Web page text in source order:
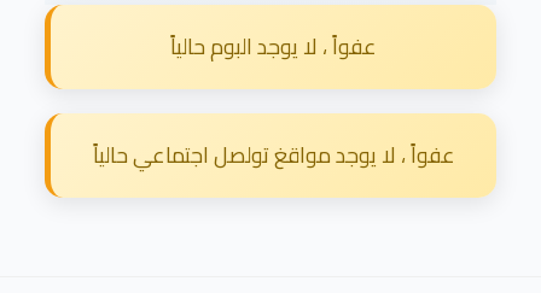
عفواً ، لا يوجد البوم حالياً
عفواً ، لا يوجد مواقغ تولصل اجتماعي حالياً